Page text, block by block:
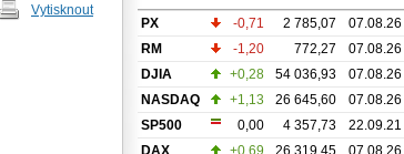
Vytisknout
PX -0,71 2 785,07
07.08.26
RM
-1,20 772,27
07.08.26
DJIA
+0,28 54 036,93
07.08.26
NASDAQ
+1,13 26 645,60
07.08.26
SP500
0,00 4 357,73
22.09.21